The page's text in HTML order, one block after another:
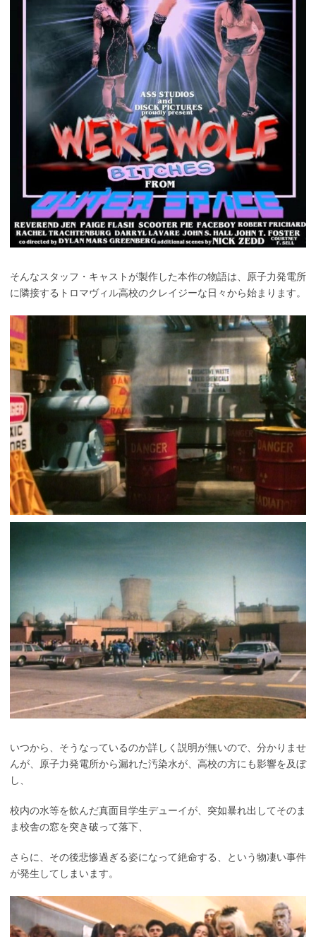
そんなスタッフ・キャストが製作した本作の物語は、原子力発電所
に隣接するトロマヴィル高校のクレイジーな日々から始まります。
いつから、そうなっているのか詳しく説明が無いので、分かりませ
んが、原子力発電所から漏れた汚染水が、高校の方にも影響を及ぼ
し、
校内の水等を飲んだ真面目学生デューイが、突如暴れ出してそのま
ま校舎の窓を突き破って落下、
さらに、その後悲惨過ぎる姿になって絶命する、という物凄い事件
が発生してしまいます。